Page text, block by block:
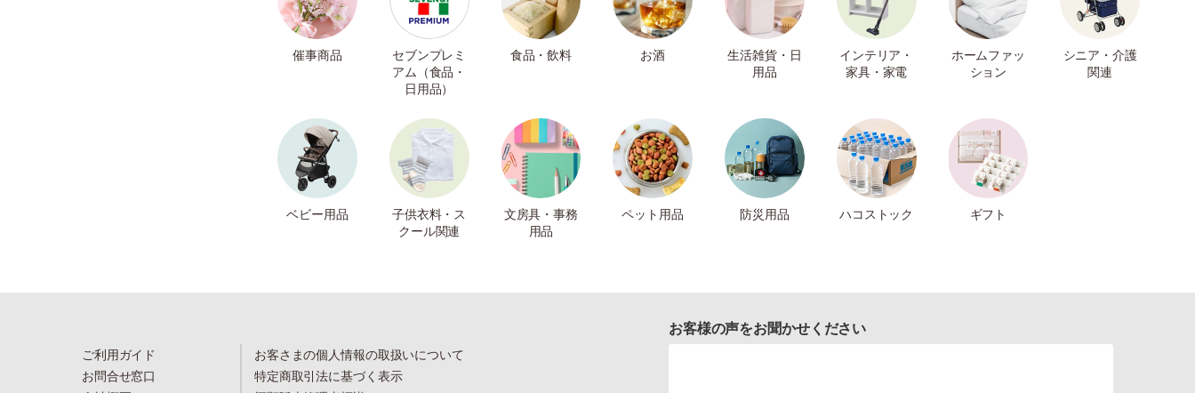
催事商品
セブンプレミ
アム（食品・
日用品）
食品・飲料 お酒
生活雑貨・日
用品
インテリア・
家具・家電
ホームファッ
ション
シニア・介護
関連
ベビー用品
子供衣料・ス
クール関連
文房具・事務
用品
ペット用品 防災用品 ハコストック ギフト
ご利用ガイド
お問合せ窓口
お客さまの個人情報の取扱いについて
特定商取引法に基づく表示
お客様の声をお聞かせください